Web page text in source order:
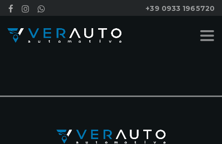
+39 0933 1965720